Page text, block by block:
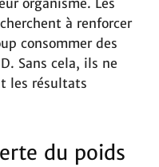
organisme. Les
à renforcer
consommer des
Sans cela, ils ne
les résultats
du poids